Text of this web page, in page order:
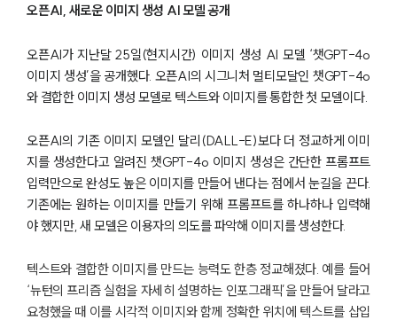
오픈AI, 새로운 이미지 생성 AI 모델 공개
오픈AI가 지난달 25일(현지시간) 이미지 생성 AI 모델 ‘챗GPT-4o
이미지 생성’을 공개했다. 오픈AI의 시그니처 멀티모달인 챗GPT-4o
와 결합한 이미지 생성 모델로 텍스트와 이미지를 통합한 첫 모델이다.
오픈AI의 기존 이미지 모델인 달리(DALL-E)보다 더 정교하게 이미
지를 생성한다고 알려진 챗GPT-4o 이미지 생성은 간단한 프롬프트
입력만으로 완성도 높은 이미지를 만들어 낸다는 점에서 눈길을 끈다.
기존에는 원하는 이미지를 만들기 위해 프롬프트를 하나하나 입력해
야 했지만, 새 모델은 이용자의 의도를 파악해 이미지를 생성한다.
텍스트와 결합한 이미지를 만드는 능력도 한층 정교해졌다. 예를 들어
‘뉴턴의 프리즘 실험을 자세히 설명하는 인포그래픽’을 만들어 달라고
요청했을 때 이를 시각적 이미지와 함께 정확한 위치에 텍스트를 삽입